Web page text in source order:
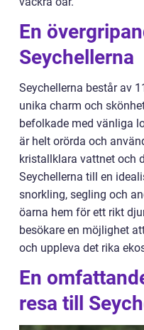
En
Seychellerna
Seychellerna består av
unika charm och
befolkade med vänliga
är helt orörda och
kristallklara vattnet och
Seychellerna till en
snorkling, segling och
öarna hem för ett rikt
besökare en möjlighet
och uppleva det rika
En
resa till